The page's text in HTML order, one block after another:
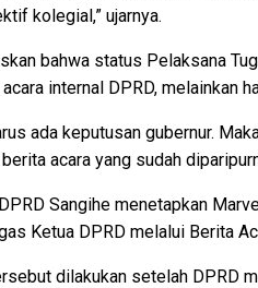
kolegial,” ujarnya.
bahwa status Pelaksana
internal DPRD, melainkan
ada keputusan gubernur.
acara yang sudah
Sangihe menetapkan
Ketua DPRD melalui Berita
dilakukan setelah DPRD